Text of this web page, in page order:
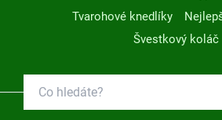
Tvarohové knedlíky
Švestkový koláč